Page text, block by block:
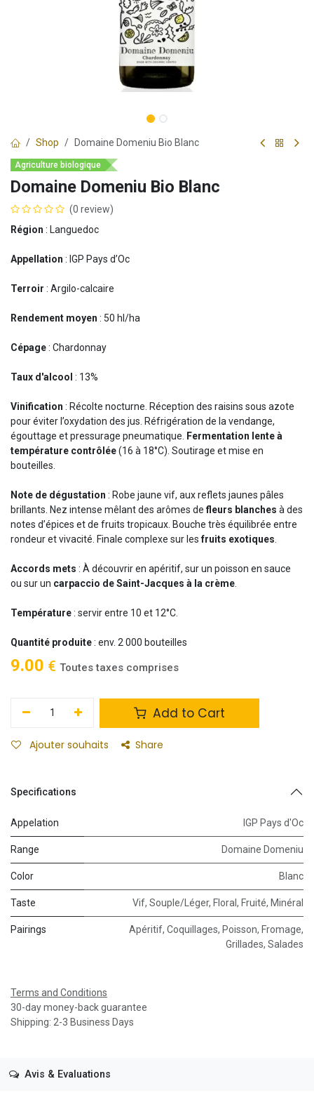
Shop Domaine Domeniu Bio Blanc
Agriculture biologique
Domaine Domeniu Bio Blanc
(0 review)
Région : Languedoc
Appellation : IGP Pays d’Oc
Terroir : Argilo-calcaire
Rendement moyen : 50 hl/ha
Cépage: Chardonnay
Taux d'alcool : 13%
Vinification : Récolte nocturne. Réception des raisins sous azote
pour éviter l’oxydation des jus. Réfrigération de la vendange,
égouttage et pressurage pneumatique. Fermentation lente à
température contrôlée(16 à 18°C). Soutirage et mise en
bouteilles.
Note de dégustation : Robe jaune vif, aux reflets jaunes pâles
brillants. Nez intense mêlant des arômes defleurs blanches à des
notes d’épices et de fruits tropicaux. Bouche très équilibrée entre
rondeur et vivacité. Finale complexe sur lesfruits exotiques.
Accords mets : À découvrir en apéritif, sur un poisson en sauce
ou sur un carpaccio de Saint-Jacques à la crème.
Température: servir entre 10 et 12°C.
Quantité produite: env. 2 000 bouteilles
9.00 € Toutes taxes comprises
Add to Cart
Ajouter souhaits Share
Specifications
Appelation IGP Pays d'Oc
Range Domaine Domeniu
Color Blanc
Taste Vif, Souple/Léger, Floral, Fruité, Minéral
Pairings Apéritif, Coquillages, Poisson, Fromage,
Grillades, Salades
Terms and Conditions
30-day money-back guarantee
Shipping: 2-3 Business Days
Avis & Evaluations